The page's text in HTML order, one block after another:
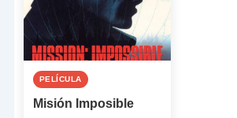
PELÍCULA
Misión Imposible